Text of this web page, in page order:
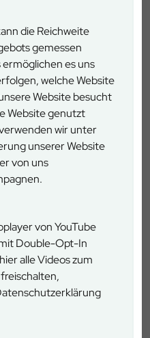
die Reichweite
gemessen
es uns
welche Website
Website besucht
Website genutzt
wir unter
unserer Website
von uns
von YouTube
Double-Opt-In
alle Videos zum
mit einzelstammweiser
den Totholzvorrat als
für mehr Artenvielfalt im
setzt konsequent
Wälder und schafft
Walter (mi) eröffnet den